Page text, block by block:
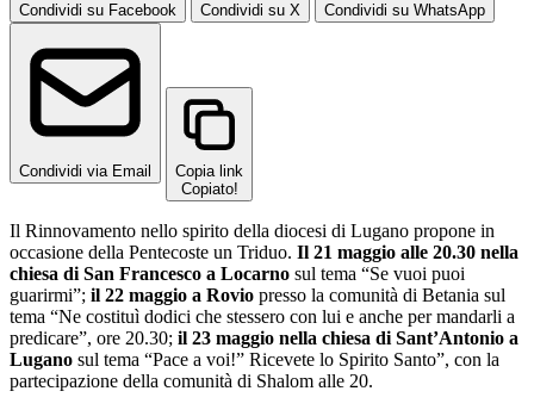
Condividi su Facebook Condividi su X Condividi su WhatsApp
Condividi via Email
Copia link
Copiato!
Il Rinnovamento nello spirito della diocesi di Lugano propone in
occasione della Pentecoste un Triduo. Il 21 maggio alle 20.30 nella
chiesa di San Francesco a Locarno sul tema “Se vuoi puoi
guarirmi”; il 22 maggio a Rovio presso la comunità di Betania sul
tema “Ne costituì dodici che stessero con lui e anche per mandarli a
predicare”, ore 20.30; il 23 maggio nella chiesa di Sant’Antonio a
Lugano sul tema “Pace a voi!” Ricevete lo Spirito Santo”, con la
partecipazione della comunità di Shalom alle 20.